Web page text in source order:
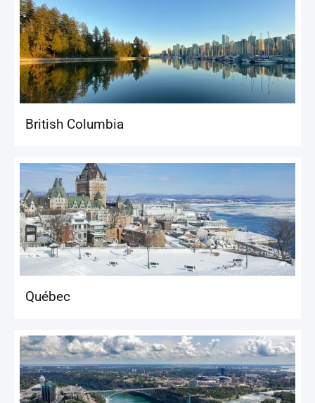
British Columbia
Québec